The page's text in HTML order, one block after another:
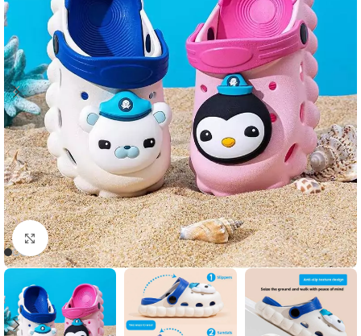
Cliquez pour agrandir